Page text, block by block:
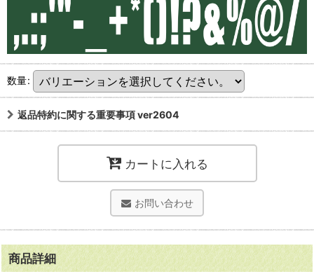
数量:
返品特約に関する重要事項 ver2604
カートに入れる
お問い合わせ
商品詳細